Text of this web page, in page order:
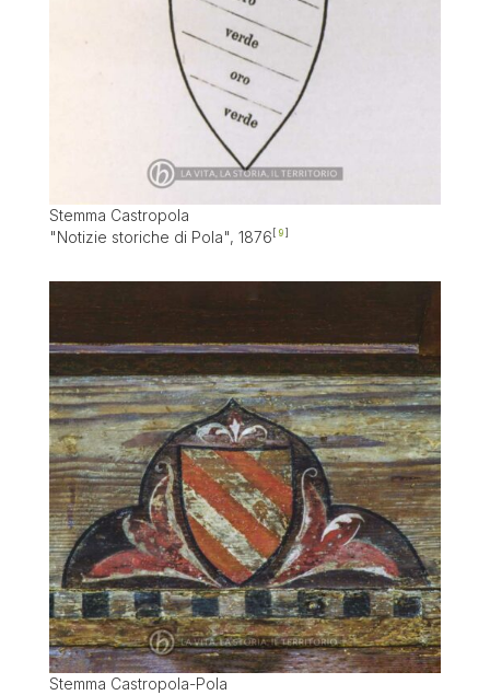
Stemma Castropola
"Notizie storiche di Pola", 1876
9
Stemma Castropola-Pola